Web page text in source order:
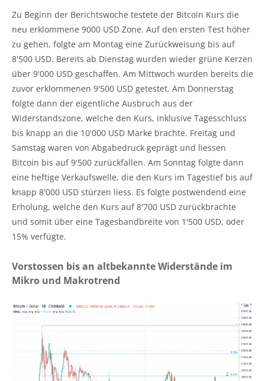
Zu Beginn der Berichtswoche testete der Bitcoin Kurs die
neu erklommene 9000 USD Zone. Auf den ersten Test höher
zu gehen, folgte am Montag eine Zurückweisung bis auf
8'500 USD. Bereits ab Dienstag wurden wieder grüne Kerzen
über 9'000 USD geschaffen. Am Mittwoch wurden bereits die
zuvor erklommenen 9'500 USD getestet. Am Donnerstag
folgte dann der eigentliche Ausbruch aus der
Widerstandszone, welche den Kurs, inklusive Tagesschluss
bis knapp an die 10'000 USD Marke brachte. Freitag und
Samstag waren von Abgabedruck geprägt und liessen
Bitcoin bis auf 9'500 zurückfallen. Am Sonntag folgte dann
eine heftige Verkaufswelle, die den Kurs im Tagestief bis auf
knapp 8'000 USD stürzen liess. Es folgte postwendend eine
Erholung, welche den Kurs auf 8'700 USD zurückbrachte
und somit über eine Tagesbandbreite von 1'500 USD, oder
15% verfügte.
Vorstossen bis an altbekannte Widerstände im
Mikro und Makrotrend